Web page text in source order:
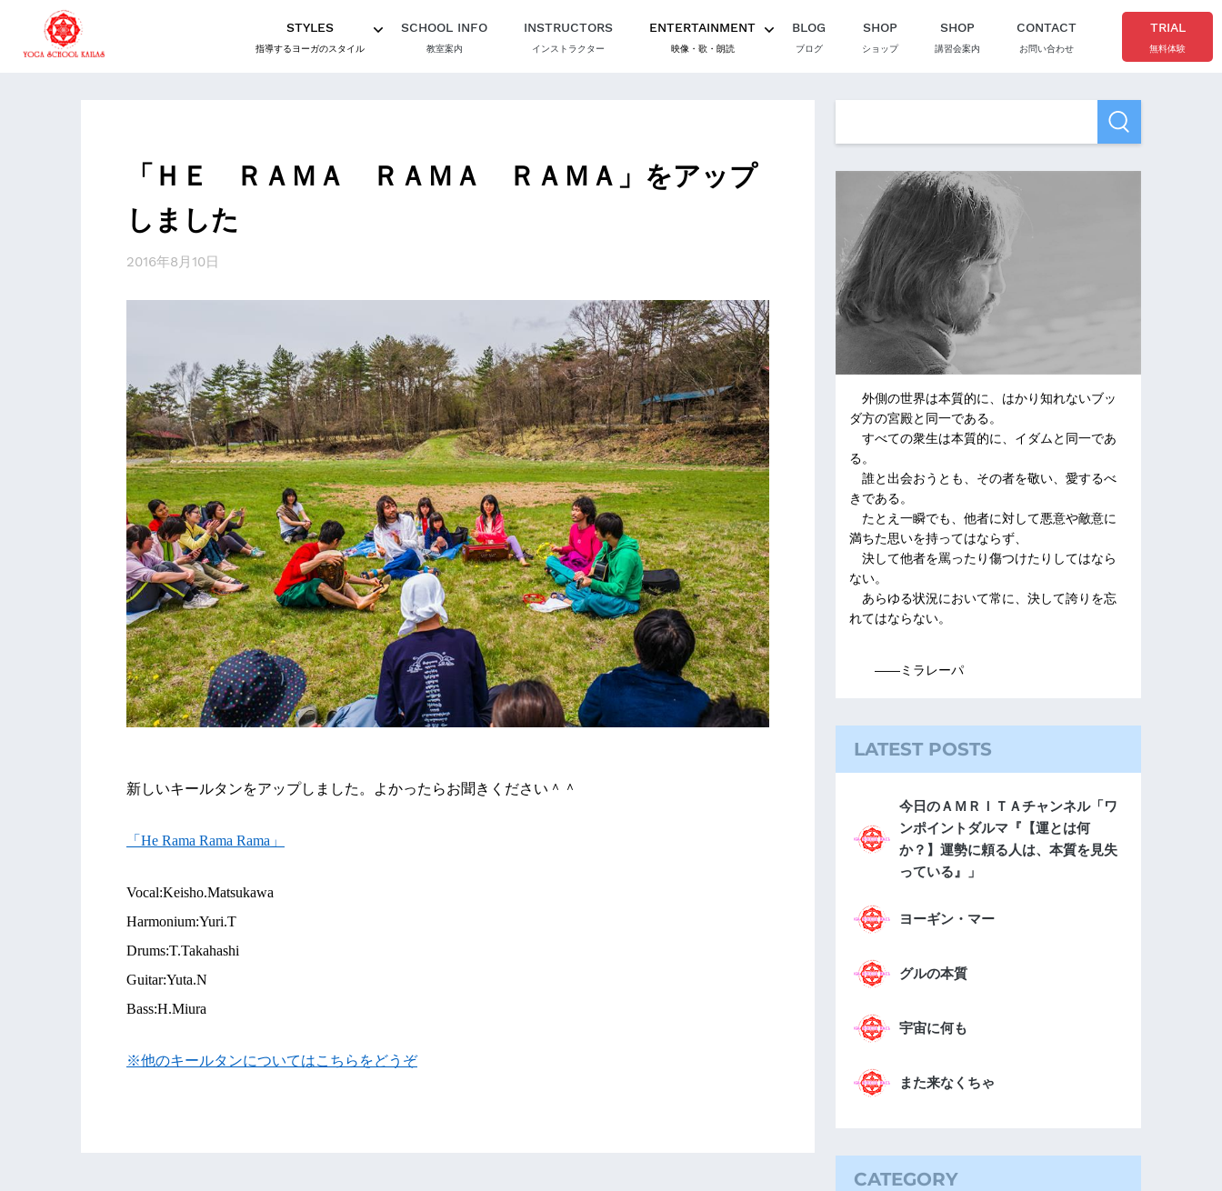
STYLES
指導するヨーガのスタイル
SCHOOL INFO
教室案内
INSTRUCTORS
インストラクター
ENTERTAINMENT
映像・歌・朗読
BLOG
ブログ
SHOP
ショップ
SHOP
講習会案内
CONTACT
お問い合わせ
TRIAL
無料体験
「ＨＥ ＲＡＭＡ ＲＡＭＡ ＲＡＭＡ」をアップ
しました
2016年8月10日
新しいキールタンをアップしました。よかったらお聞きください＾＾
「He Rama Rama Rama」
Vocal:Keisho.Matsukawa
Harmonium:Yuri.T
Drums:T.Takahashi
Guitar:Yuta.N
Bass:H.Miura
※他のキールタンについてはこちらをどうぞ
外側の世界は本質的に、はかり知れないブッ
ダ方の宮殿と同一である。
すべての衆生は本質的に、イダムと同一であ
る。
誰と出会おうとも、その者を敬い、愛するべ
きである。
たとえ一瞬でも、他者に対して悪意や敵意に
満ちた思いを持ってはならず、
決して他者を罵ったり傷つけたりしてはなら
ない。
あらゆる状況において常に、決して誇りを忘
れてはならない。
――ミラレーパ
LATEST POSTS
今日のＡＭＲＩＴＡチャンネル「ワ
ンポイントダルマ『【運とは何
か？】運勢に頼る人は、本質を見失
っている』」
ヨーギン・マー
グルの本質
宇宙に何も
また来なくちゃ
CATEGORY